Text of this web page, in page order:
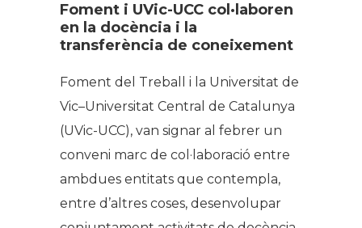
Foment i UVic-UCC col·laboren
en la docència i la
transferència de coneixement
Foment del Treball i la Universitat de
Vic–Universitat Central de Catalunya
(UVic-UCC), van signar al febrer un
conveni marc de col·laboració entre
ambdues entitats que contempla,
entre d’altres coses, desenvolupar